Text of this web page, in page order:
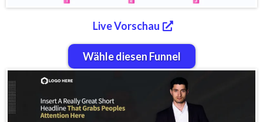
Live Vorschau
Wähle diesen Funnel